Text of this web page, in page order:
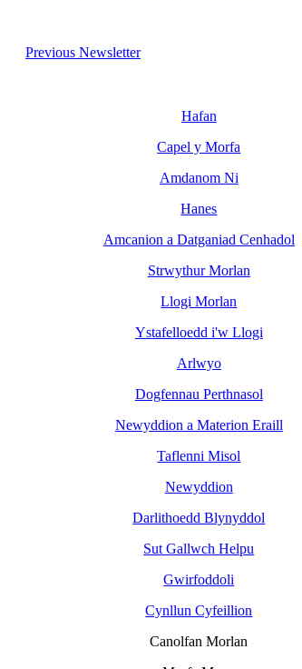
Previous Newsletter
Hafan
Capel y Morfa
Amdanom Ni
Hanes
Amcanion a Datganiad Cenhadol
Strwythur Morlan
Llogi Morlan
Ystafelloedd i'w Llogi
Arlwyo
Dogfennau Perthnasol
Newyddion a Materion Eraill
Taflenni Misol
Newyddion
Darlithoedd Blynyddol
Sut Gallwch Helpu
Gwirfoddoli
Cynllun Cyfeillion
Canolfan Morlan